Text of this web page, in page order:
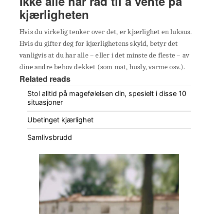
kjærligheten
Hvis du virkelig tenker over det, er kjærlighet en luksus.
Hvis du gifter deg for kjærlighetens skyld, betyr det
vanligvis at du har alle – eller i det minste de fleste – av
dine andre behov dekket (som mat, husly, varme osv.).
Related reads
Stol alltid på magefølelsen din, spesielt i disse 10
situasjoner
Ubetinget kjærlighet
Samlivsbrudd